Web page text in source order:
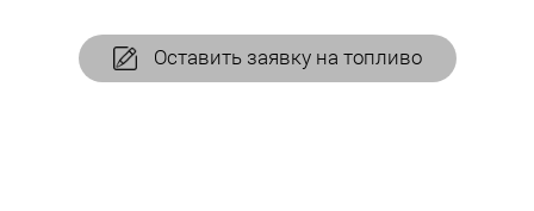
Оставить заявку на топливо